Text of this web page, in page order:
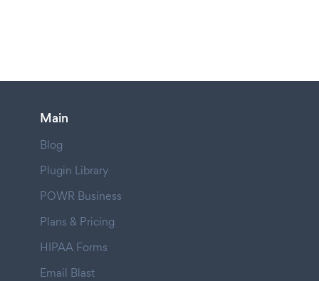
Main
Blog
Plugin Library
POWR Business
Plans & Pricing
HIPAA Forms
Email Blast